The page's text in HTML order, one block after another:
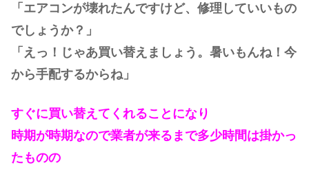
「エアコンが壊れたんですけど、修理していいもの
でしょうか？」
「えっ！じゃあ買い替えましょう。暑いもんね！今
から手配するからね」
すぐに買い替えてくれることになり
時期が時期なので業者が来るまで多少時間は掛かっ
たものの